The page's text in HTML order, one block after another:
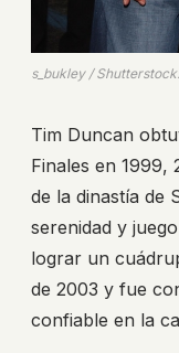
s_bukley /
Tim Duncan
Finales en 1999,
de la dinastía de
serenidad y
lograr un
de 2003 y fue
confiable en la